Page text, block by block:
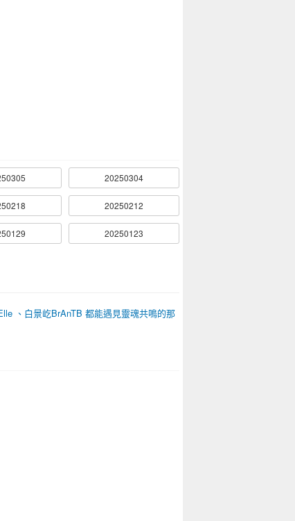
20250304
20250212
20250123
、白景屹BrAnTB 都能遇見靈魂共鳴的那